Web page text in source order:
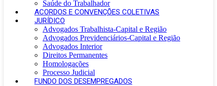
Saúde do Trabalhador
ACORDOS E CONVENÇÕES COLETIVAS
JURÍDICO
Advogados Trabalhista-Capital e Região
Advogados Previdenciários-Capital e Região
Advogados Interior
Direitos Permanentes
Homologações
Processo Judicial
FUNDO DOS DESEMPREGADOS